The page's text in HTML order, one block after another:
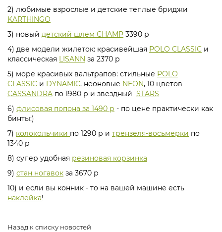
2) любимые взрослые и детские теплые бриджи
KARTHINGO
3) новый детский шлем CHAMP 3390 р
4) две модели жилеток: красивейшая POLO CLASSIC и
классическая LISANN за 2370 р
5) море красивых вальтрапов: стильные POLO
CLASSIC и DYNAMIC, неоновые NEON, 10 цветов
CASSANDRA по 1980 р и звездный STARS
6) флисовая попона за 1490 р - по цене практически как
бинты:)
7) колокольчики по 1290 р и трензеля-восьмерки по
1340 р
8) супер удобная резиновая корзинка
9) стан ногавок за 3670 р
10) и если вы конник - то на вашей машине есть
наклейка!
Назад к списку новостей